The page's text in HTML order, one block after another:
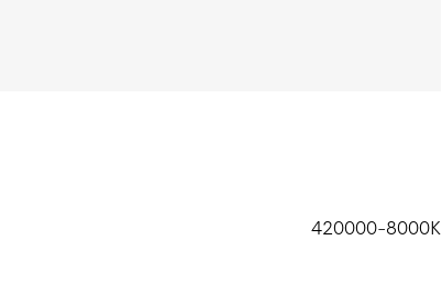
420000-8000K